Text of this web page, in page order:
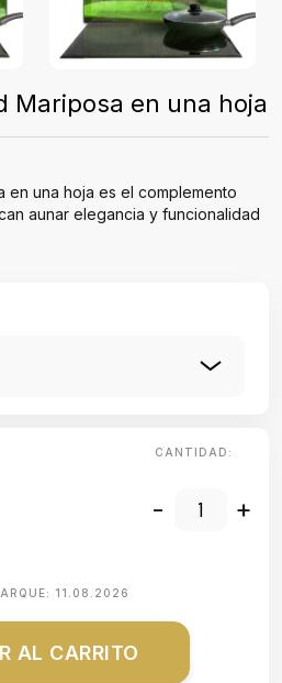
Mariposa en una hoja
en una hoja es el complemento
aunar elegancia y funcionalidad
CANTIDAD:
- +
11.08.2026
AL CARRITO